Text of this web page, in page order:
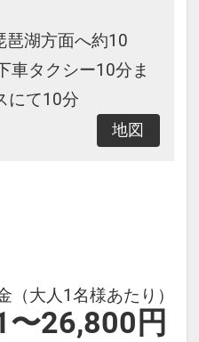
琶湖方面へ約10
タクシー10分ま
にて10分
地図
（大人1名様あたり）
〜26,800円